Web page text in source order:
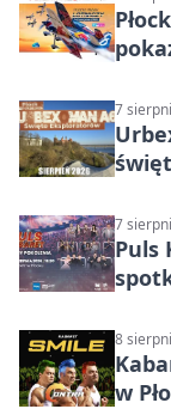
7
7
Puls
8
w